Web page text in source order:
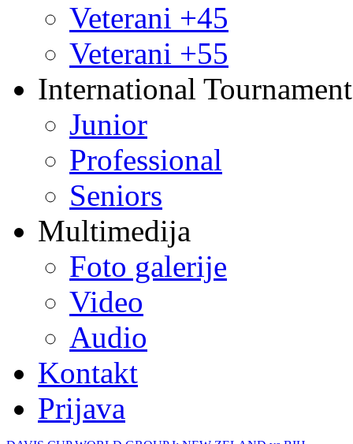
Veterani +45
Veterani +55
International
Junior
Professional
Seniors
Multimedija
Foto galerije
Video
Audio
Kontakt
Prijava